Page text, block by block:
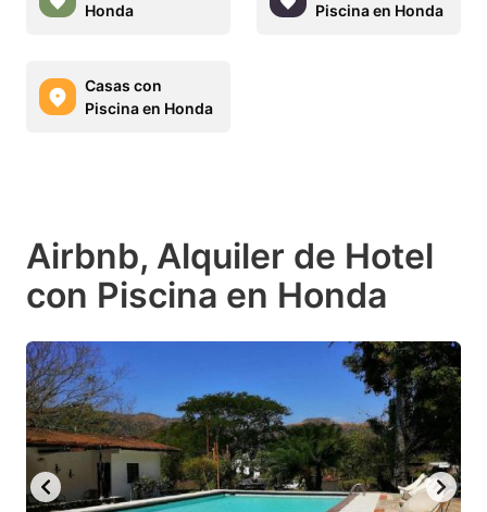
Honda
Piscina en Honda
Casas con
Piscina en Honda
Airbnb, Alquiler de Hotel
con Piscina en Honda